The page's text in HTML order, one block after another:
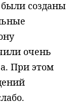
созданы
очень
При этом